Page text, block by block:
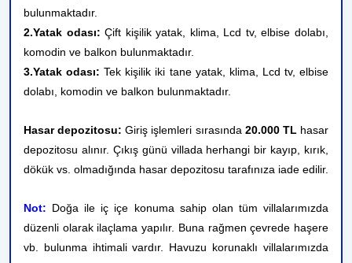
bulunmaktadır.
2.Yatak odası: Çift kişilik yatak, klima, Lcd tv, elbise dolabı,
komodin ve balkon bulunmaktadır.
3.Yatak odası: Tek kişilik iki tane yatak, klima, Lcd tv, elbise
dolabı, komodin ve balkon bulunmaktadır.
Hasar depozitosu: Giriş işlemleri sırasında 20.000 TL hasar
depozitosu alınır. Çıkış günü villada herhangi bir kayıp, kırık,
dökük vs. olmadığında hasar depozitosu tarafınıza iade edilir.
Not: Doğa ile iç içe konuma sahip olan tüm villalarımızda
düzenli olarak ilaçlama yapılır. Buna rağmen çevrede haşere
vb. bulunma ihtimali vardır. Havuzu korunaklı villalarımızda